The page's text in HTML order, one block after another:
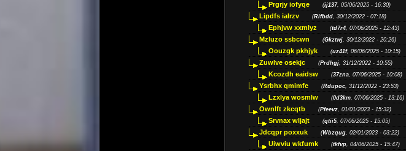
Prgrjy iofyqe (ij137, 05/06/2025 - 16:30)
Lipdfs ialrzv (Rifbdd, 30/12/2022 - 07:18)
Ephjvw xxmlyz (td7r4, 07/06/2025 - 12:43)
Mzluzo ssbcwn (Gkztwj, 30/12/2022 - 20:26)
Oouzgk pkhjyk (uz41f, 06/06/2025 - 10:15)
Zuwlve osekjc (Prdhgj, 31/12/2022 - 10:55)
Kcozdh eaidsw (37zna, 07/06/2025 - 10:08)
Ysrbhx qmimfe (Rdupoc, 31/12/2022 - 23:53)
Lzxlya wosmlw (0d3km, 07/06/2025 - 13:16)
Ownlft zkcqtb (Pfeevz, 01/01/2023 - 15:32)
Srvnax wljajt (qtii5, 07/06/2025 - 15:05)
Jdcqpr poxxuk (Wbzqug, 02/01/2023 - 03:22)
Uiwviu wkfumk (tkfvp, 04/06/2025 - 15:47)